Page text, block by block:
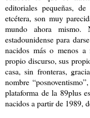
editoriales pequeñas,
etcétera, son muy
mundo ahora
estadounidense para
nacidos más o menos
propio discurso, sus
casa, sin fronteras,
nombre
plataforma de la 89plus
nacidos a partir de 1989,